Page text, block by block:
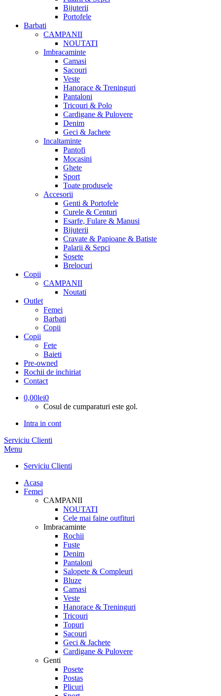
Bijuterii
Portofele
Barbati
CAMPANII
NOUTATI
Imbracaminte
Camasi
Sacouri
Veste
Hanorace & Treninguri
Pantaloni
Tricouri & Polo
Cardigane & Pulovere
Denim
Geci & Jachete
Incaltaminte
Pantofi
Mocasini
Ghete
Sport
Toate produsele
Accesorii
Genti & Portofele
Curele & Centuri
Esarfe, Fulare & Manusi
Bijuterii
Cravate & Papioane & Batiste
Palarii & Sepci
Sosete
Brelocuri
Copii
CAMPANII
Noutati
Outlet
Femei
Barbati
Copii
Copii
Fete
Baieti
Pre-owned
Rochii de inchiriat
Contact
0,00lei0
Cosul de cumparaturi este gol.
Intra in cont
Serviciu Clienti
Menu
Serviciu Clienti
Acasa
Femei
CAMPANII
NOUTATI
Cele mai faine outfituri
Imbracaminte
Rochii
Fuste
Denim
Pantaloni
Salopete & Compleuri
Bluze
Camasi
Veste
Hanorace & Treninguri
Tricouri
Topuri
Sacouri
Geci & Jachete
Cardigane & Pulovere
Genti
Posete
Postas
Plicuri